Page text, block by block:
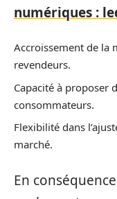
numériques :
Accroissement de la
revendeurs.
Capacité à proposer
consommateurs.
Flexibilité dans
marché.
En